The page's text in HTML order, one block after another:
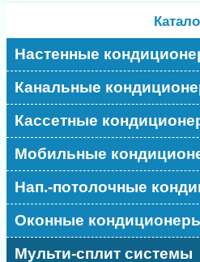
Настенные
Канальные
Кассетные
Мобильные
Нап.-потолочные
Оконные
Мульти-сплит системы